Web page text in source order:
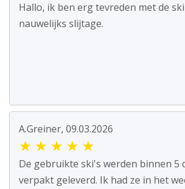
Hallo, ik ben erg tevreden met de
nauwelijks slijtage.
A.Greiner, 09.03.2026
★ ★ ★ ★ ★
De gebruikte ski's werden binnen 5
verpakt geleverd. Ik had ze in het